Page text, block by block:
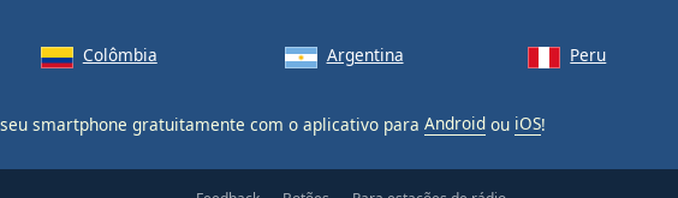
Colômbia Argentina Peru
smartphone gratuitamente com o aplicativo para Android ou iOS!